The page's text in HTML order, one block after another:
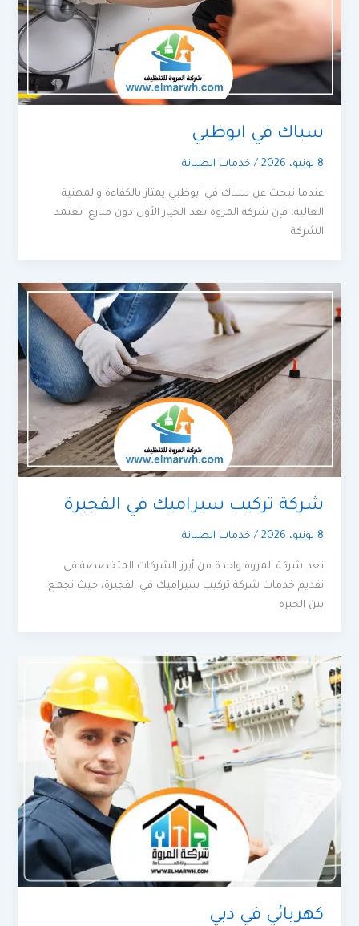
سباك في ابوظبي
8 يونيو، 2026 / خدمات الصيانة
عندما تبحث عن سباك في ابوظبي يمتاز بالكفاءة والمهنية
العالية، فإن شركة المروة تعد الخيار الأول دون منازع. تعتمد
الشركة
شركة تركيب سيراميك في الفجيرة
8 يونيو، 2026 / خدمات الصيانة
تعد شركة المروة واحدة من أبرز الشركات المتخصصة في
تقديم خدمات شركة تركيب سيراميك في الفجيرة، حيث تجمع
بين الخبرة
كهربائي في دبي